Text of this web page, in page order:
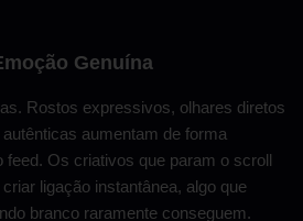
Genuína
Rostos expressivos, olhares diretos
aumentam de forma
feed. Os criativos que param o scroll
ligação instantânea, algo que
branco raramente conseguem.